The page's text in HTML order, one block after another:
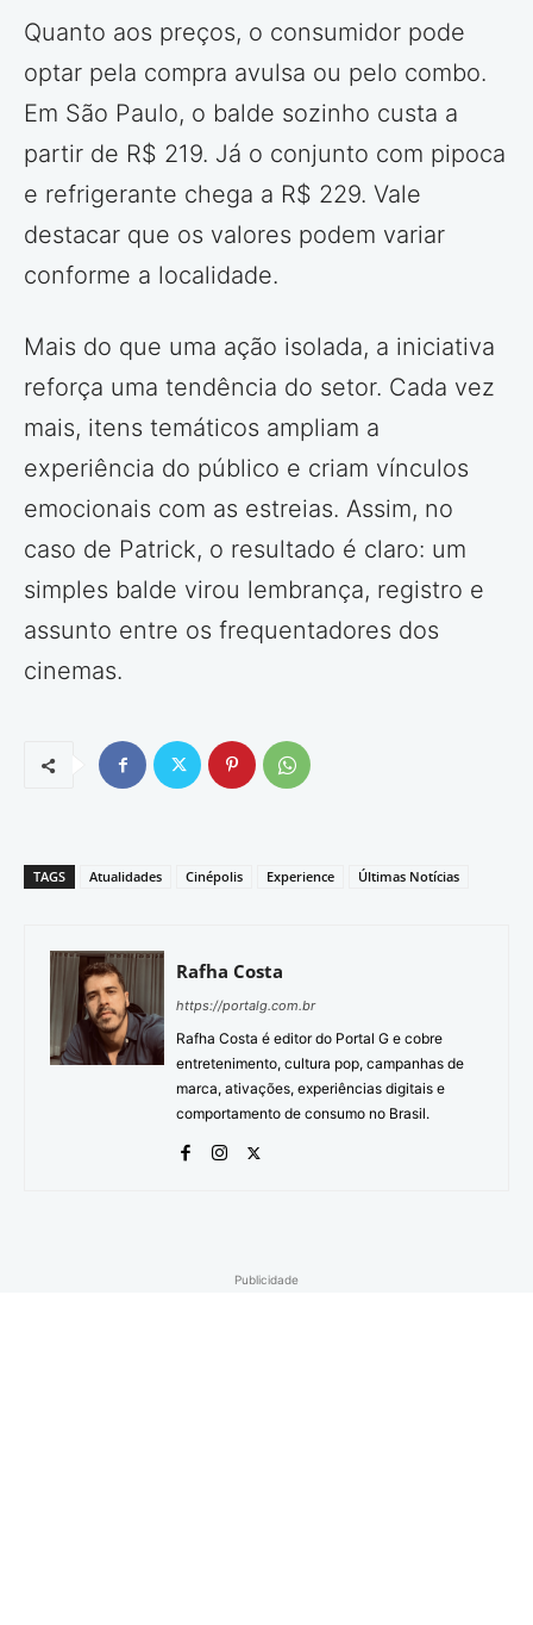
Quanto aos preços, o consumidor pode
optar pela compra avulsa ou pelo combo.
Em São Paulo, o balde sozinho custa a
partir de R$ 219. Já o conjunto com pipoca
e refrigerante chega a R$ 229. Vale
destacar que os valores podem variar
conforme a localidade.
Mais do que uma ação isolada, a iniciativa
reforça uma tendência do setor. Cada vez
mais, itens temáticos ampliam a
experiência do público e criam vínculos
emocionais com as estreias. Assim, no
caso de Patrick, o resultado é claro: um
simples balde virou lembrança, registro e
assunto entre os frequentadores dos
cinemas.
TAGS Atualidades Cinépolis Experience Últimas Notícias
Rafha Costa
https://portalg.com.br
Rafha Costa é editor do Portal G e cobre
entretenimento, cultura pop, campanhas de
marca, ativações, experiências digitais e
comportamento de consumo no Brasil.
Publicidade